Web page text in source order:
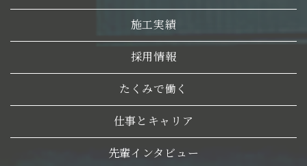
施工実績
採用情報
たくみで働く
仕事とキャリア
先輩インタビュー